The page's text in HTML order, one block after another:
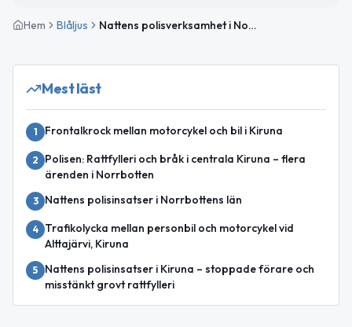
Hem Blåljus Nattens polisverksamhet i Norrbotten – narkotika och omhändertaget fylleri
Mest läst
1 Frontalkrock mellan motorcykel och bil i Kiruna
2
Polisen: Rattfylleri och bråk i centrala Kiruna – flera
ärenden i Norrbotten
3 Nattens polisinsatser i Norrbottens län
4
Trafikolycka mellan personbil och motorcykel vid
Alttajärvi, Kiruna
5
Nattens polisinsatser i Kiruna – stoppade förare och
misstänkt grovt rattfylleri